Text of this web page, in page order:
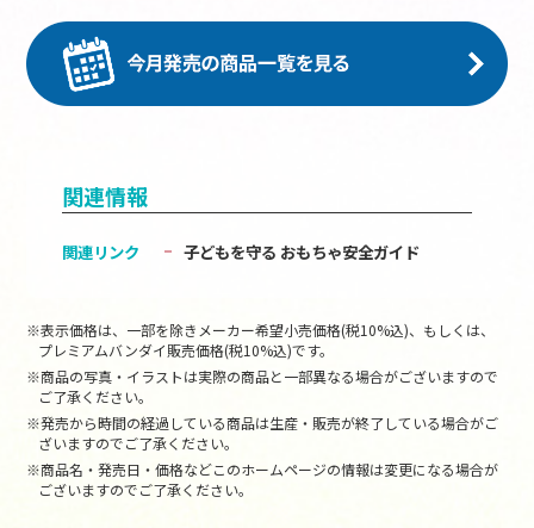
関連情報
関連リンク 子どもを守る おもちゃ安全ガイド
※表示価格は、一部を除きメーカー希望小売価格(税10%込)、もしくは、
プレミアムバンダイ販売価格(税10%込)です。
※商品の写真・イラストは実際の商品と一部異なる場合がございますので
ご了承ください。
※発売から時間の経過している商品は生産・販売が終了している場合がご
ざいますのでご了承ください。
※商品名・発売日・価格などこのホームページの情報は変更になる場合が
ございますのでご了承ください。